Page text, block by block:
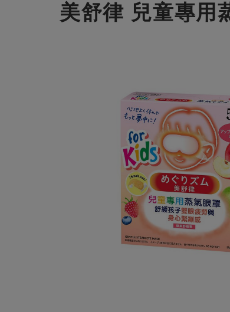
美舒律 兒童專用